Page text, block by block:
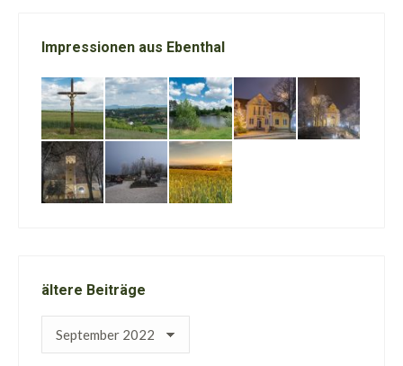
Impressionen aus Ebenthal
ältere Beiträge
ältere